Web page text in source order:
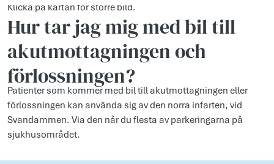
Klicka på kartan för större bild.
Hur tar jag mig med bil till
akutmottagningen och
förlossningen?
Patienter som kommer med bil till akutmottagningen eller
förlossningen kan använda sig av den norra infarten, vid
Svandammen. Via den når du flesta av parkeringarna på
sjukhusområdet.